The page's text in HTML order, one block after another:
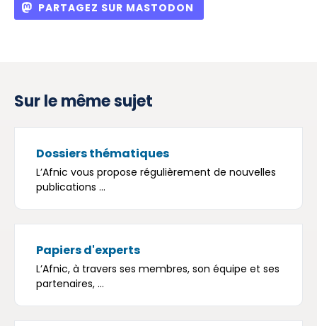
PARTAGEZ SUR MASTODON
Sur le même sujet
Dossiers thématiques
L’Afnic vous propose régulièrement de nouvelles
publications ...
Papiers d'experts
L’Afnic, à travers ses membres, son équipe et ses
partenaires, ...